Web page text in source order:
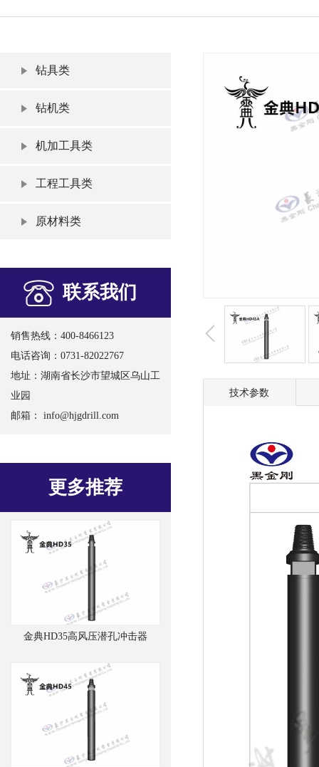
钻具类
钻机类
机加工具类
工程工具类
原材料类
联系我们
销售热线：400-8466123
电话咨询：0731-82022767
地址：湖南省长沙市望城区乌山工
业园
邮箱： info@hjgdrill.com
更多推荐
金典HD35高风压潜孔冲击器
技术参数